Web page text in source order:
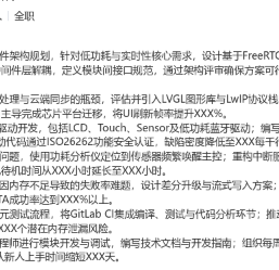
物联网终端设备的软硬件方案提供商
芯片选型、硬件设计到嵌入式系统开发
中控等，累计出货量超过XXX万台，
品线软件架构规划，针对低功耗与实
M系列的双核通信与任务调度方案；主
审确保方案可行性，使得后续项目复用